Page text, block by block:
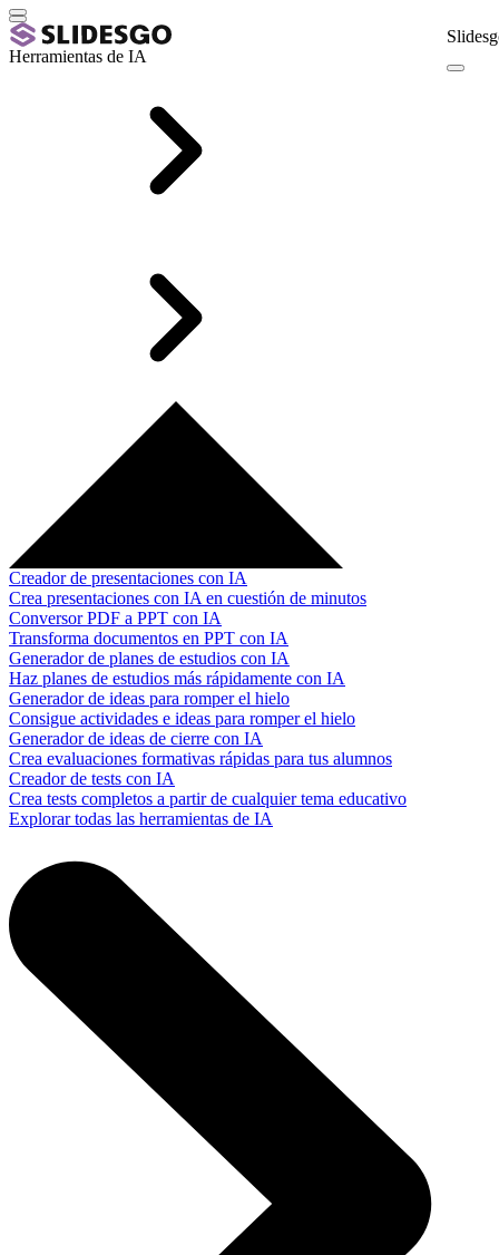
Herramientas de IA
Creador de presentaciones con IA
Crea presentaciones con IA en cuestión de minutos
Conversor PDF a PPT con IA
Transforma documentos en PPT con IA
Generador de planes de estudios con IA
Haz planes de estudios más rápidamente con IA
Generador de ideas para romper el hielo
Consigue actividades e ideas para romper el hielo
Generador de ideas de cierre con IA
Crea evaluaciones formativas rápidas para tus alumnos
Creador de tests con IA
Crea tests completos a partir de cualquier tema educativo
Explorar todas las herramientas de IA